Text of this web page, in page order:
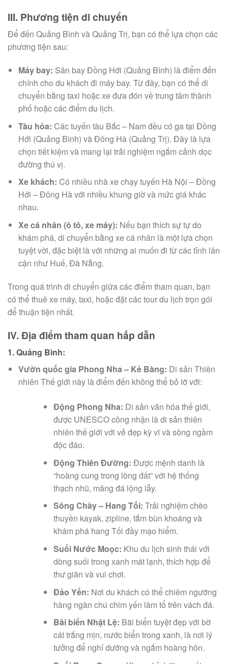
III. Phương tiện di chuyển
Để đến Quảng Bình và Quảng Trị, bạn có thể lựa chọn các
phương tiện sau:
Máy bay: Sân bay Đồng Hới (Quảng Bình) là điểm đến
chính cho du khách đi máy bay. Từ đây, bạn có thể di
chuyển bằng taxi hoặc xe đưa đón về trung tâm thành
phố hoặc các điểm du lịch.
Tàu hỏa: Các tuyến tàu Bắc – Nam đều có ga tại Đồng
Hới (Quảng Bình) và Đông Hà (Quảng Trị). Đây là lựa
chọn tiết kiệm và mang lại trải nghiệm ngắm cảnh dọc
đường thú vị.
Xe khách: Có nhiều nhà xe chạy tuyến Hà Nội – Đồng
Hới – Đông Hà với nhiều khung giờ và mức giá khác
nhau.
Xe cá nhân (ô tô, xe máy): Nếu bạn thích sự tự do
khám phá, di chuyển bằng xe cá nhân là một lựa chọn
tuyệt vời, đặc biệt là với những ai muốn đi từ các tỉnh lân
cận như Huế, Đà Nẵng.
Trong quá trình di chuyển giữa các điểm tham quan, bạn
có thể thuê xe máy, taxi, hoặc đặt các tour du lịch trọn gói
để thuận tiện nhất.
IV. Địa điểm tham quan hấp dẫn
1. Quảng Bình:
Vườn quốc gia Phong Nha – Kẻ Bàng: Di sản Thiên
nhiên Thế giới này là điểm đến không thể bỏ lỡ với:
Động Phong Nha: Di sản văn hóa thế giới,
được UNESCO công nhận là di sản thiên
nhiên thế giới với vẻ đẹp kỳ vĩ và sông ngầm
độc đáo.
Động Thiên Đường: Được mệnh danh là
“hoàng cung trong lòng đất” với hệ thống
thạch nhũ, măng đá lộng lẫy.
Sông Chày – Hang Tối: Trải nghiệm chèo
thuyền kayak, zipline, tắm bùn khoáng và
khám phá hang Tối đầy mạo hiểm.
Suối Nước Moọc: Khu du lịch sinh thái với
dòng suối trong xanh mát lạnh, thích hợp để
thư giãn và vui chơi.
Đảo Yến: Nơi du khách có thể chiêm ngưỡng
hàng ngàn chú chim yến làm tổ trên vách đá.
Bãi biển Nhật Lệ: Bãi biển tuyệt đẹp với bờ
cát trắng mịn, nước biển trong xanh, là nơi lý
tưởng để nghỉ dưỡng và ngắm hoàng hôn.